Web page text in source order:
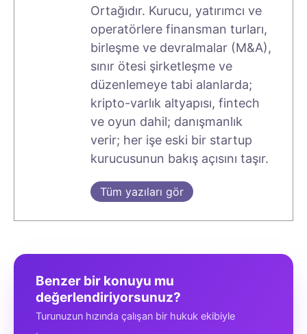
Ortağıdır. Kurucu, yatırımcı ve
operatörlere finansman turları,
birleşme ve devralmalar (M&A),
sınır ötesi şirketleşme ve
düzenlemeye tabi alanlarda;
kripto-varlık altyapısı, fintech
ve oyun dahil; danışmanlık
verir; her işe eski bir startup
kurucusunun bakış açısını taşır.
Tüm yazıları gör
Benzer bir konuyu mu
değerlendiriyorsunuz?
Turunuzun hızında çalışan bir hukuk ekibiyle